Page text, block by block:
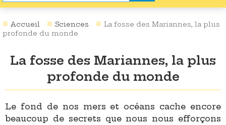
SANTÉ
SOCIÉTÉ
CULTURE
DESTINATIONS
Accueil Sciences
La fosse des Mariannes, la plus
profonde du monde
La fosse des Mariannes, la plus
profonde du monde
Le fond de nos mers et océans cache encore
beaucoup de secrets que nous nous efforçons